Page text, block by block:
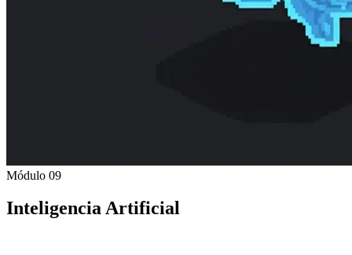
Módulo 09
Inteligencia Artificial